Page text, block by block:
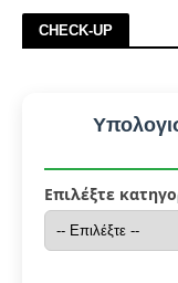
CHECK-UP
Επιλέξτε